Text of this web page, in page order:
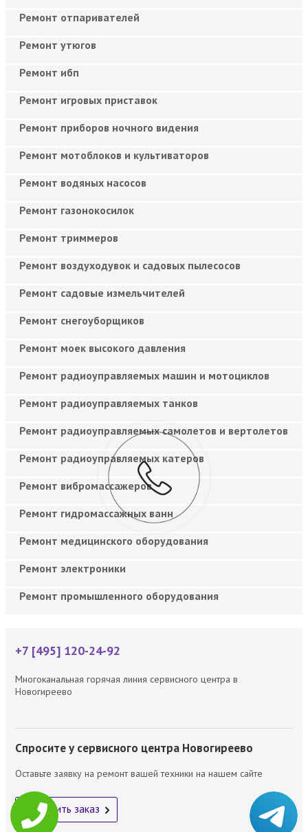
Ремонт отпаривателей
Ремонт утюгов
Ремонт ибп
Ремонт игровых приставок
Ремонт приборов ночного видения
Ремонт мотоблоков и культиваторов
Ремонт водяных насосов
Ремонт газонокосилок
Ремонт триммеров
Ремонт воздуходувок и садовых пылесосов
Ремонт садовые измельчителей
Ремонт снегоуборщиков
Ремонт моек высокого давления
Ремонт радиоуправляемых машин и мотоциклов
Ремонт радиоуправляемых танков
Ремонт радиоуправляемых самолетов и вертолетов
Ремонт радиоуправляемых катеров
Ремонт вибромассажеров
Ремонт гидромассажных ванн
Ремонт медицинского оборудования
Ремонт электроники
Ремонт промышленного оборудования
+7 [495] 120-24-92
Многоканальная горячая линия сервисного центра в
Новогиреево
Спросите у сервисного центра Новогиреево
Оставьте заявку на ремонт вашей техники на нашем сайте
Оформить заказ